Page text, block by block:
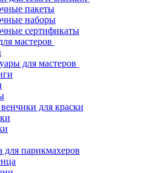
пакеты
наборы
сертификаты
мастеров
для мастеров
для краски
для парикмахеров